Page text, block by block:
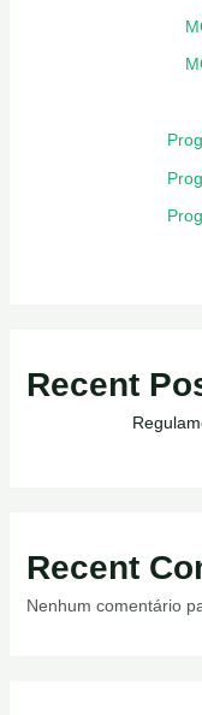
Recent
Recent
Nenhum comentário